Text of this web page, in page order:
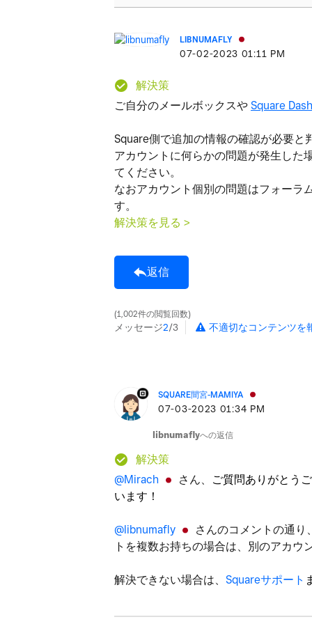
LIBNUMAFLY
‎07-02-2023 01:11 PM
解決策
ご自分のメールボックスや Square
Square側で追加の情報の確認が必要
アカウントに何らかの問題が発生した
てください。
なおアカウント個別の問題はフォーラ
す。
解決策を見る >
返信
1,002件の閲覧回数
メッセージ2/3 不適切なコンテンツを
SQUARE間宮-MAMIYA
‎07-03-2023 01:34 PM
libnumaflyへの返信
解決策
@Mirach
さん、
ご質問ありがとう
います！
@libnumafly
さんのコメントの通
トを複数お持ちの場合は、別のアカ
解決できない場合は、 Squareサポート